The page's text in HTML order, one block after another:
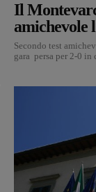
Il
amichevole
Secondo test
gara persa per 2-0 in